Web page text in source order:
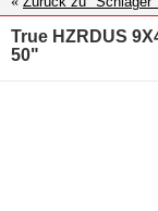
True HZRDUS
50"